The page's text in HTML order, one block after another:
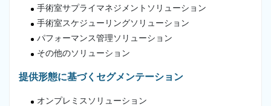
手術室サプライマネジメントソリューション
手術室スケジューリングソリューション
パフォーマンス管理ソリューション
その他のソリューション
提供形態に基づくセグメンテーション
オンプレミスソリューション